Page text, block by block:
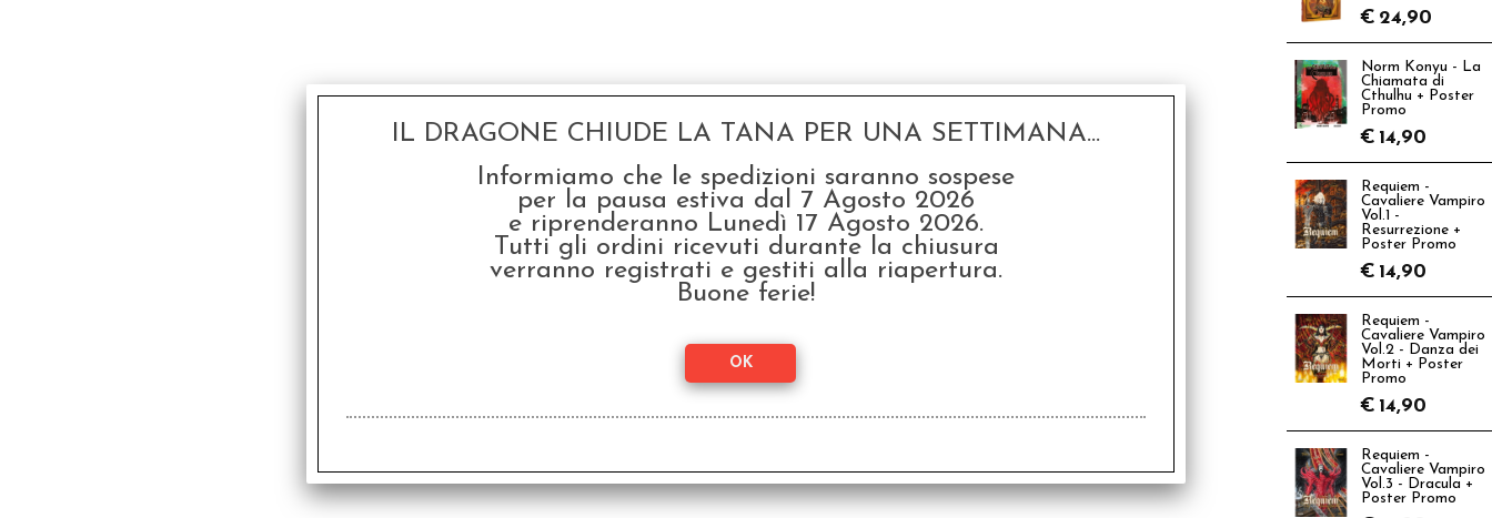
€ 24,90
Norm Konyu - La
Chiamata di
Cthulhu + Poster
Promo
€ 14,90
Requiem -
Cavaliere Vampiro
Vol.1 -
Resurrezione +
Poster Promo
€ 14,90
Requiem -
Cavaliere Vampiro
Vol.2 - Danza dei
Morti + Poster
Promo
€ 14,90
Requiem -
Cavaliere Vampiro
Vol.3 - Dracula +
Poster Promo
IL DRAGONE CHIUDE LA TANA PER UNA SETTIMANA...
Informiamo che le spedizioni saranno sospese
per la pausa estiva dal 7 Agosto 2026
e riprenderanno Lunedì 17 Agosto 2026.
Tutti gli ordini ricevuti durante la chiusura
verranno registrati e gestiti alla riapertura.
Buone ferie!